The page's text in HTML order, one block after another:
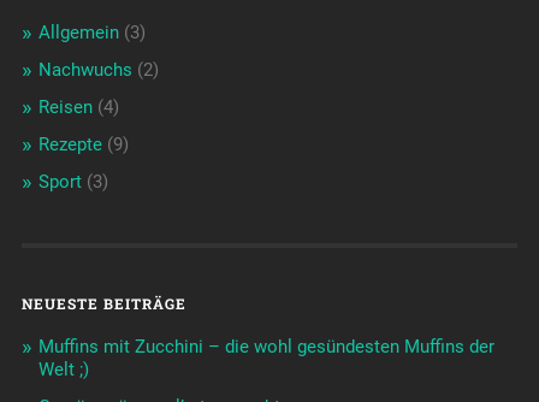
Allgemein(3)
Nachwuchs (2)
Reisen(4)
Rezepte(9)
Sport(3)
NEUESTE BEITRÄGE
Muffins mit Zucchini – die wohl gesündesten Muffins der
Welt ;)